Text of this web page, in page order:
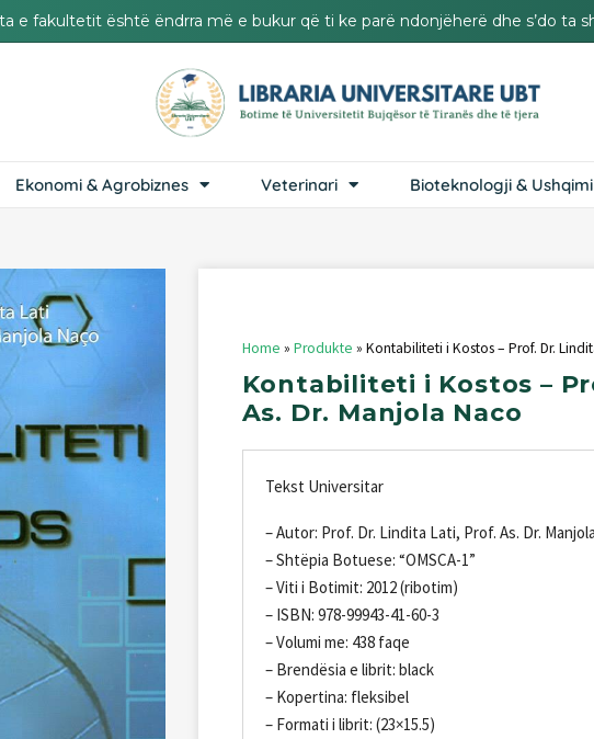
e fakultetit është ëndrra më e bukur që ti ke parë ndonjëherë dhe s’do ta
Ekonomi & Agrobiznes Veterinari Bioteknologji & Ushqimi
Home » Produkte » Kontabiliteti i Kostos – Prof. Dr.
Kontabiliteti i Kostos –
As. Dr. Manjola Naco
Tekst Universitar
– Autor: Prof. Dr. Lindita Lati, Prof. As. Dr.
– Shtëpia Botuese: “OMSCA-1”
– Viti i Botimit: 2012 (ribotim)
– ISBN: 978-99943-41-60-3
– Volumi me: 438 faqe
– Brendësia e librit: black
– Kopertina: fleksibel
– Formati i librit: (23×15.5)